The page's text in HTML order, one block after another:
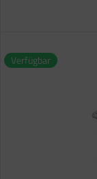
Verfügbar